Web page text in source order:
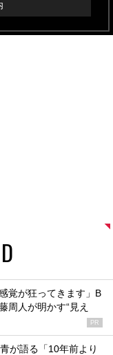
覚が狂ってきます」B
周人が明かす“見え
PR
が語る「10年前より